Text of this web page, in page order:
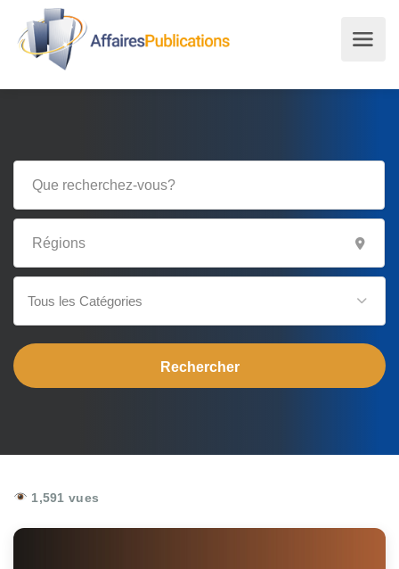
Tous les Catégories
1,591 vues